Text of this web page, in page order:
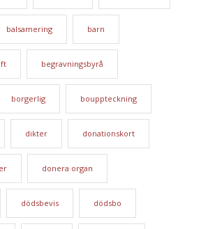
balsamering barn
begravningsbyrå
borgerlig bouppteckning
dikter donationskort
donera organ
dödsbevis dödsbo